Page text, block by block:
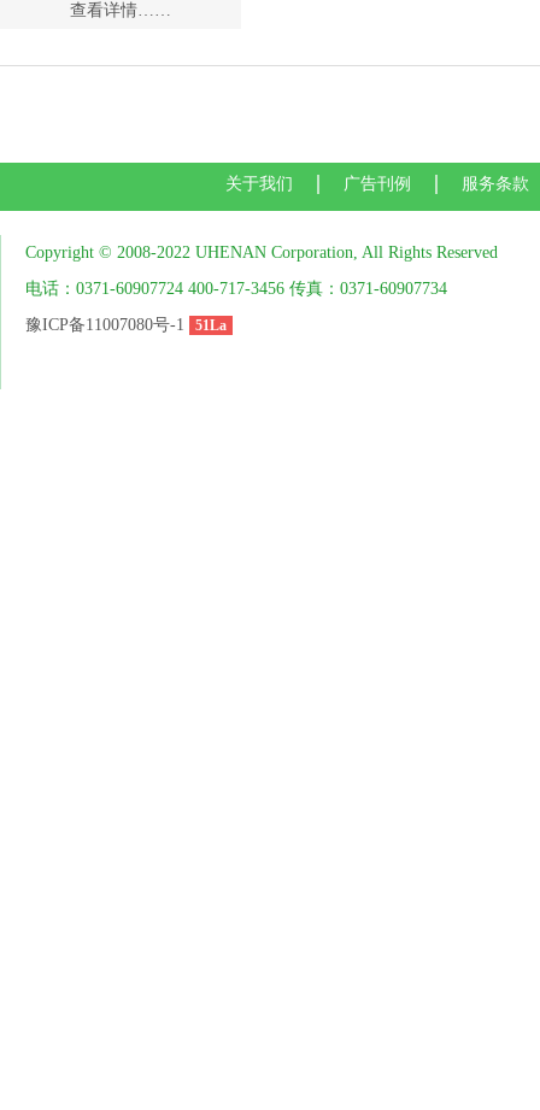
查看详情……
关于我们 广告刊例 服务条款
Copyright © 2008-2022 UHENAN Corporation, All Rights Reserved
电话：0371-60907724 400-717-3456 传真：0371-60907734
豫ICP备11007080号-1
51La